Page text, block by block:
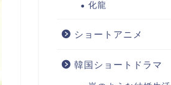
化龍
ショートアニメ
韓国ショートドラマ